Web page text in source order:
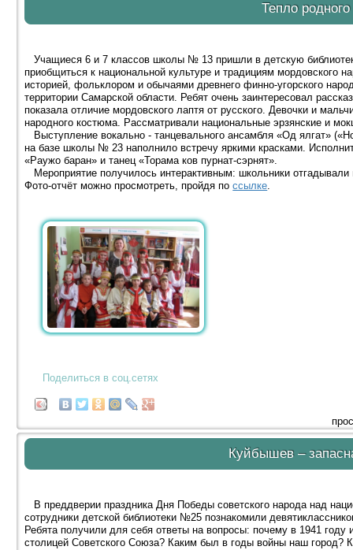
Тепло родного
Учащиеся 6 и 7 классов школы № 13 пришли в детскую
приобщиться к национальной культуре и традициям мордовского
историей, фольклором и обычаями древнего финно-угорского
территории Самарской области. Ребят очень заинтересовал
показала отличие мордовского лаптя от русского. Девочки и
народного костюма. Рассматривали национальные эрзянские и
Выступление вокально - танцевального ансамбля «Од ялгат»
на базе школы № 23 наполнило встречу яркими красками.
«Раужо баран» и танец «Торама ков пурнат-сэрнят».
Мероприятие получилось интерактивным: школьники
Фото-отчёт можно просмотреть, пройдя поссылке.
Поделиться в соц.сетях
Куйбышев –
В преддверии праздника Дня Победы советского народа над
сотрудники детской библиотеки №25 познакомили
Ребята получили для себя ответы на вопросы: почему в 1941
столицей Советского Союза? Каким был в годы войны наш город?